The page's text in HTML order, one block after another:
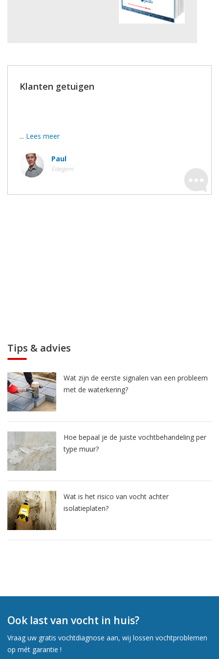
Klanten getuigen
... Lees meer
Paul
Edegem
Tips & advies
Wat zijn de eerste signalen van een probleem
met de waterkering?
Hoe bepaal je de juiste vochtbehandeling per
type muur?
Wat is het risico van vocht achter
isolatieplaten?
Ook last van vocht in huis?
Vraag uw gratis vochtdiagnose aan, wij lossen vochtproblemen
op mét garantie !